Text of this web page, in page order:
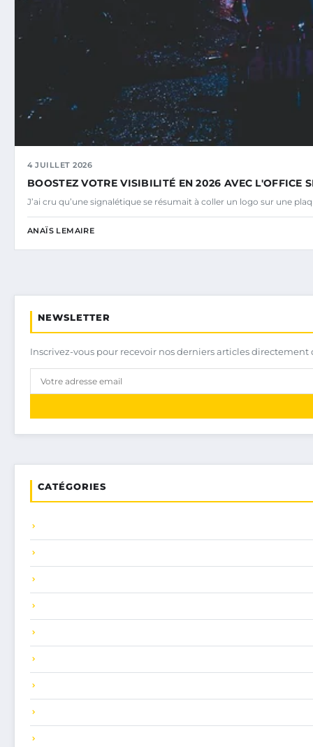
4 JUILLET 2026
BOOSTEZ VOTRE VISIBILITÉ EN 2026 AVEC L'OFFICE
J’ai cru qu’une signalétique se résumait à coller un logo sur une
ANAÏS LEMAIRE
NEWSLETTER
Inscrivez-vous pour recevoir nos derniers articles
CATÉGORIES